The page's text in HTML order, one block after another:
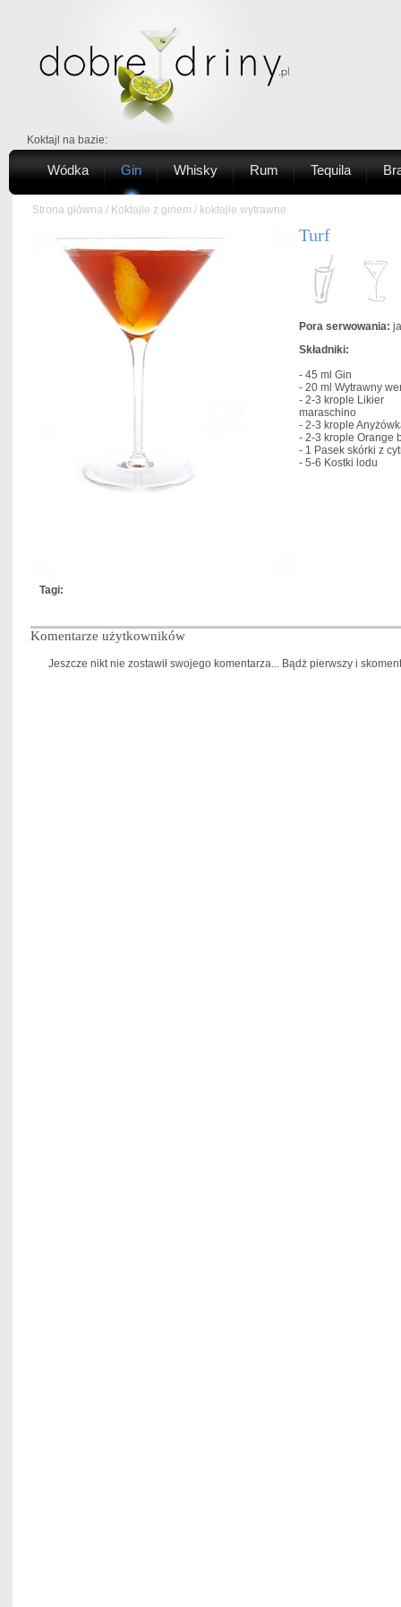
Koktajl na bazie:
Wódka Gin Whisky Rum Tequila
Strona główna / Koktajle z ginem / koktajle wytrawne
Turf
Pora serwowania:
Składniki:
- 45 ml Gin
- 20 ml Wytrawny
- 2-3 krople Likier
maraschino
- 2-3 krople
- 2-3 krople Orange
- 1 Pasek skórki z
- 5-6 Kostki lodu
Tagi:
Komentarze użytkowników
Jeszcze nikt nie zostawił swojego komentarza... Bądż pierwszy i